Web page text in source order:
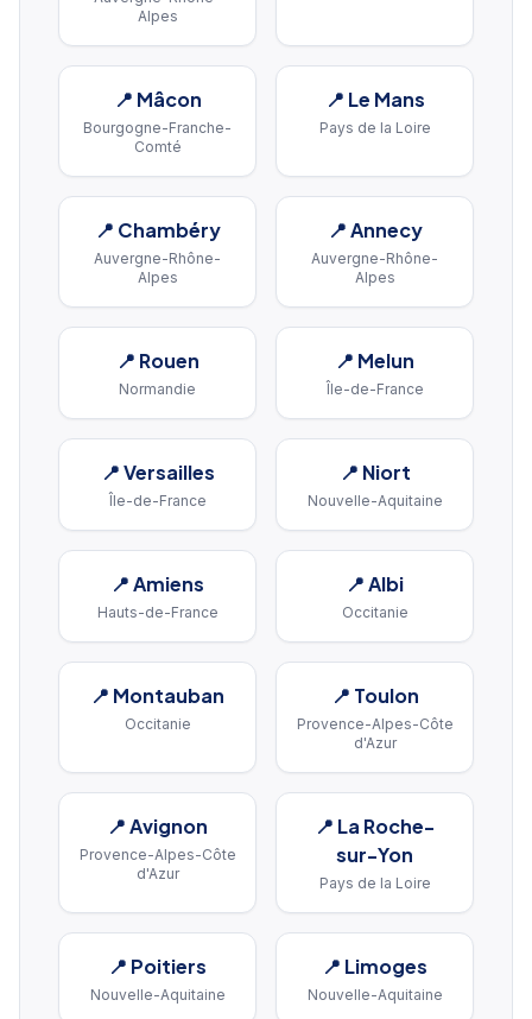
Alpes
📍 Mâcon
Bourgogne-Franche-
Comté
📍 Le Mans
Pays de la Loire
📍 Chambéry
Auvergne-Rhône-
Alpes
📍Annecy
Auvergne-Rhône-
Alpes
📍 Rouen
Normandie
📍 Melun
Île-de-France
📍Versailles
Île-de-France
📍 Niort
Nouvelle-Aquitaine
📍Amiens
Hauts-de-France
📍Albi
Occitanie
📍 Montauban
Occitanie
📍 Toulon
Provence-Alpes-Côte
d'Azur
📍Avignon
Provence-Alpes-Côte
d'Azur
📍 La Roche-
sur-Yon
Pays de la Loire
📍 Poitiers
Nouvelle-Aquitaine
📍 Limoges
Nouvelle-Aquitaine